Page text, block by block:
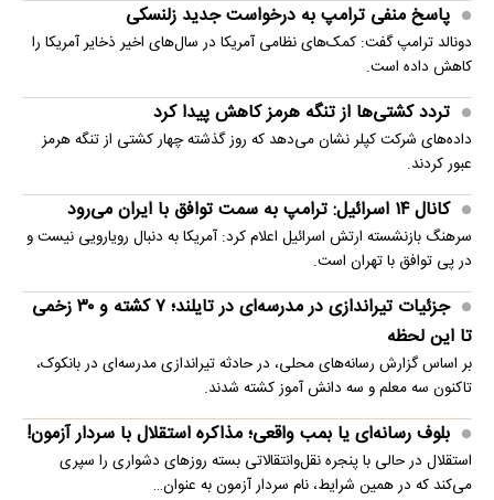
پاسخ منفی ترامپ به درخواست جدید زلنسکی
دونالد ترامپ گفت: کمک‌های نظامی آمریکا در سال‌های اخیر ذخایر آمریکا را
کاهش داده است.
تردد کشتی‌ها از تنگه هرمز کاهش پیدا کرد
داده‌های شرکت کپلر نشان می‌دهد که روز گذشته چهار کشتی از تنگه هرمز
عبور کردند.
کانال ۱۴ اسرائیل: ترامپ به سمت توافق با ایران می‌رود
سرهنگ بازنشسته ارتش اسرائیل اعلام کرد: آمریکا به دنبال رویارویی نیست و
در پی توافق با تهران است.
جزئیات تیراندازی در مدرسه‌ای در تایلند؛ ۷ کشته و ۳۰ زخمی
تا این لحظه
بر اساس گزارش رسانه‌های محلی، در حادثه تیراندازی مدرسه‌ای در بانکوک،
تاکنون سه معلم و سه دانش آموز کشته شدند.
بلوف رسانه‌ای یا بمب واقعی؛ مذاکره استقلال با سردار آزمون!
استقلال در حالی با پنجره نقل‌وانتقالاتی بسته روزهای دشواری را سپری
می‌کند که در همین شرایط، نام سردار آزمون به عنوان…